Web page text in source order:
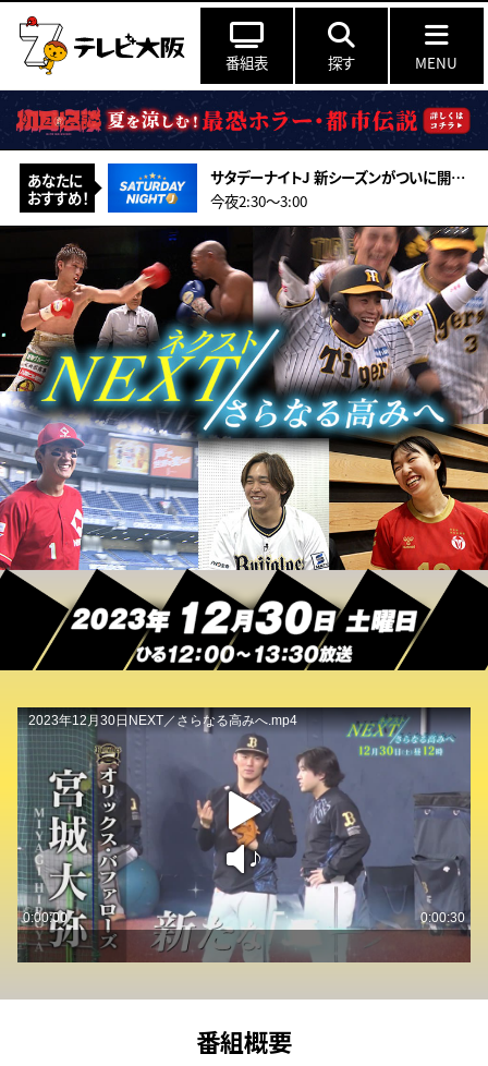
番組表 探す MENU
あなたに
おすすめ！
サタデーナイトJ 新シーズンがついに開幕！FC東京vsFC町田ゼルビアをマッチオブザJ
今夜2:30～3:00
2023年12月30日NEXT／さらなる高みへ.mp4
play
sound
0:00:00 0:00:30
番組概要